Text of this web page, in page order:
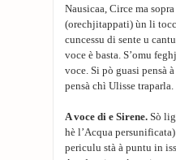
Nausicaa, Circe ma
(orechjitappati) ùn li
cuncessu di sente u
voce è basta. S’omu
voce. Si pò guasi pensà
pensà chì Ulisse traparla.
A voce di e Sirene. Sò
hè l’Acqua
periculu stà à puntu in